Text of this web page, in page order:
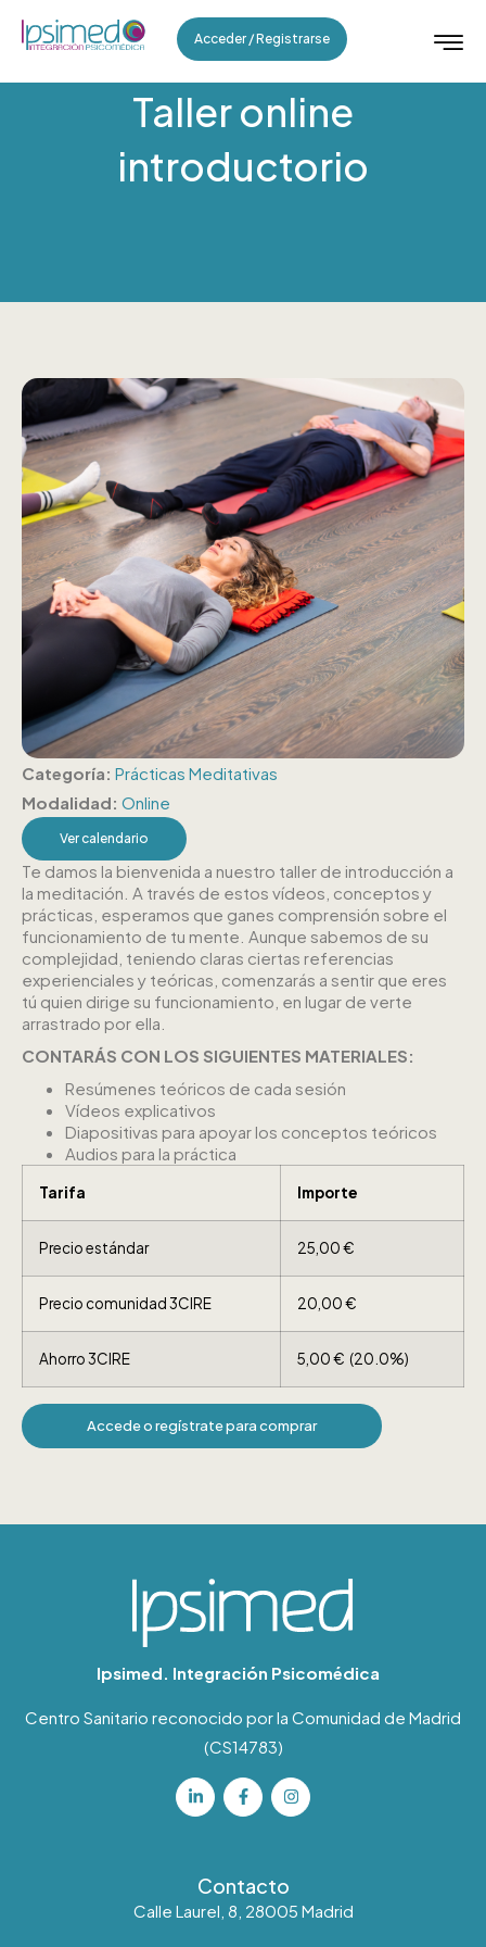
Acceder / Registrarse
Taller online
introductorio
Categoría: Prácticas Meditativas
Modalidad: Online
Ver calendario
Te damos la bienvenida a nuestro taller de introducción a
la meditación. A través de estos vídeos, conceptos y
prácticas, esperamos que ganes comprensión sobre el
funcionamiento de tu mente. Aunque sabemos de su
complejidad, teniendo claras ciertas referencias
experienciales y teóricas, comenzarás a sentir que eres
tú quien dirige su funcionamiento, en lugar de verte
arrastrado por ella.
CONTARÁS CON LOS SIGUIENTES MATERIALES:
Resúmenes teóricos de cada sesión
Vídeos explicativos
Diapositivas para apoyar los conceptos teóricos
Audios para la práctica
Tarifa Importe
Precio estándar 25,00€
Precio comunidad 3CIRE 20,00€
Ahorro 3CIRE 5,00€ (20.0%)
Accede o regístrate para comprar
Ipsimed. Integración Psicomédica
Centro Sanitario reconocido por la Comunidad de Madrid
(CS14783)
Contacto
Calle Laurel, 8, 28005 Madrid